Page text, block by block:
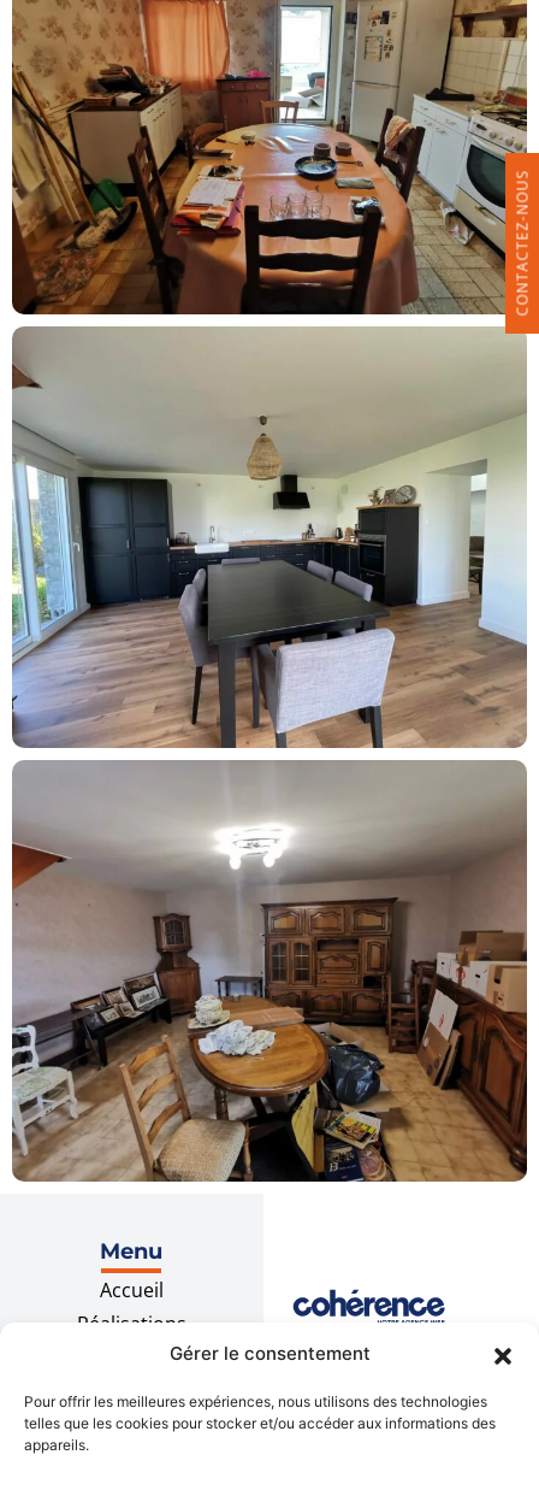
Gérer le consentement
Pour offrir les meilleures expériences, nous utilisons des technologies
telles que les cookies pour stocker et/ou accéder aux informations des
appareils.
Menu
Accueil
Réalisations
Recrutement
Contact
Prestations
CONTACTEZ-NOUS